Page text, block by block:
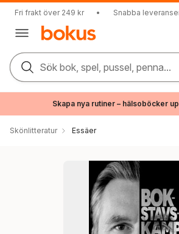
Fri frakt över 249 kr • Snabba
Sök bok, spel, pussel, penna...
Skapa nya rutiner – hälsoböcker
Skönlitteratur Essäer